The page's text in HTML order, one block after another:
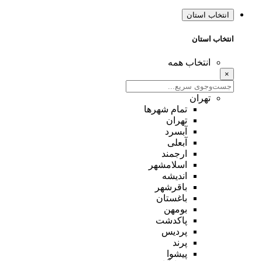
انتخاب استان
انتخاب استان
انتخاب همه
×
تهران
تمام شهر‌ها
تهران
آبسرد
آبعلی
ارجمند
اسلامشهر
اندیشه
باقرشهر
باغستان
بومهن
پاکدشت
پردیس
پرند
پیشوا